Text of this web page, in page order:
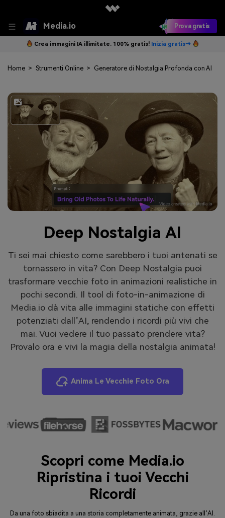
Media.io Prova gratis
Crea immagini IA illimitate. 100% gratis! Inizia gratis→
Home > Strumenti Online > Generatore di Nostalgia Profonda con AI
Deep Nostalgia AI
Ti sei mai chiesto come sarebbero i tuoi antenati se
tornassero in vita? Con Deep Nostalgia puoi
trasformare vecchie foto in animazioni realistiche in
pochi secondi. Il tool di foto-in-animazione di
Media.io dà vita alle immagini statiche con effetti
potenziati dall’AI, rendendo i ricordi più vivi che
mai. Vuoi vedere il tuo passato prendere vita?
Provalo ora e vivi la magia della nostalgia animata!
Anima Le Vecchie Foto Ora
Scopri come Media.io
Ripristina i tuoi Vecchi
Ricordi
Da una foto sbiadita a una storia completamente animata, grazie all’AI.